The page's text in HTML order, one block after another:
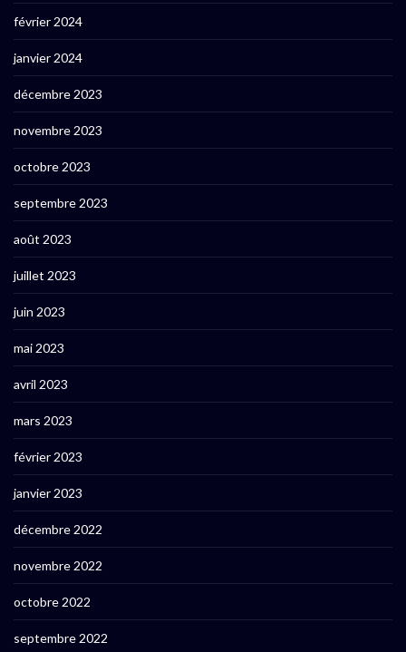
février 2024
janvier 2024
décembre 2023
novembre 2023
octobre 2023
septembre 2023
août 2023
juillet 2023
juin 2023
mai 2023
avril 2023
mars 2023
février 2023
janvier 2023
décembre 2022
novembre 2022
octobre 2022
septembre 2022